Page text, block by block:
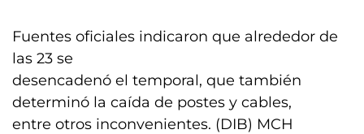
Fuentes oficiales indicaron que alrededor de
las 23 se
desencadenó el temporal, que también
determinó la caída de postes y cables,
entre otros inconvenientes. (DIB) MCH